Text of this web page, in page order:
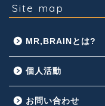
Site map
MR,BRAINとは?
個人活動
お問い合わせ